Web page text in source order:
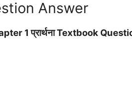
Answer
1 प्रार्थना Textbook